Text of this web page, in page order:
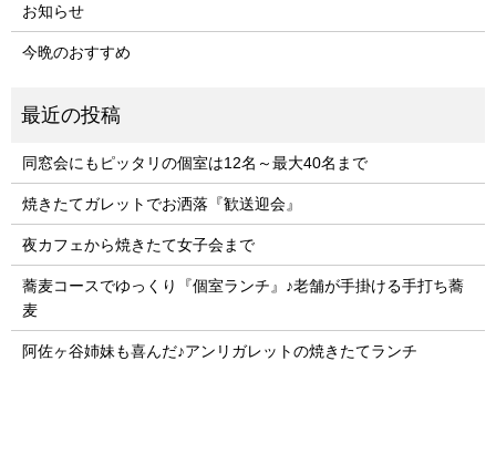
お知らせ
今晩のおすすめ
同窓会にもピッタリの個室は12名～最大40名まで
焼きたてガレットでお洒落『歓送迎会』
夜カフェから焼きたて女子会まで
蕎麦コースでゆっくり『個室ランチ』♪老舗が手掛ける手打ち蕎
麦
阿佐ヶ谷姉妹も喜んだ♪アンリガレットの焼きたてランチ